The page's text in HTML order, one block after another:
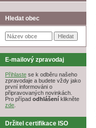
Hledat obec
E-mailový zpravodaj
Přihlaste se k odběru našeho
zpravodaje a budete vždy jako
první informováni o
připravovaných novinkách.
Pro případ odhlášení klikněte
zde.
Držitel certifikace ISO